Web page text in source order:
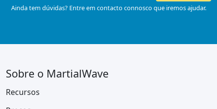
Ainda tem dúvidas? Entre em contacto connosco que iremos ajudar.
Sobre o MartialWave
Recursos